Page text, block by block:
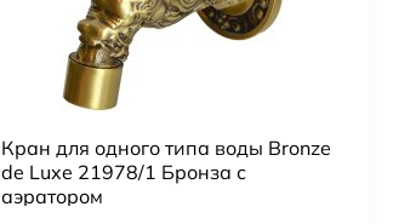
Кран для одного типа воды Bronze
de Luxe 21978/1 Бронза с
аэратором